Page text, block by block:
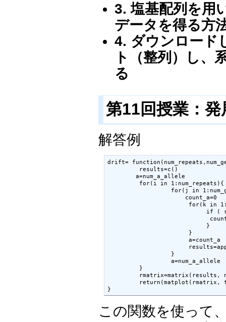
3. 塩基配列を用
データを得る方
4. ダウンロード
ト（整列）し、
る
第11回授業：
解答例
drift=
        a=num_a_allele
この関数を使って